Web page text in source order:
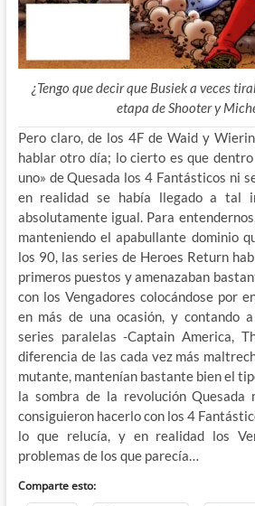
¿Tengo que decir que Busiek a veces
etapa de Shooter y
Pero claro, de los 4F de Waid y
hablar otro día; lo cierto es que
uno» de Quesada los 4 Fantásticos ni
en realidad se había llegado a tal
absolutamente igual. Para
manteniendo el apabullante dominio
los 90, las series de Heroes Return
primeros puestos y amenazaban
con los Vengadores colocándose por
en más de una ocasión, y contando
series paralelas -Captain America,
diferencia de las cada vez más
mutante, mantenían bastante bien el
la sombra de la revolución Quesada
consiguieron hacerlo con los 4
lo que relucía, y en realidad los
problemas de los que parecía…
Comparte esto: